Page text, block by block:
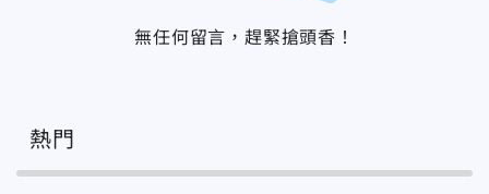
無任何留言，趕緊搶頭香！
熱門